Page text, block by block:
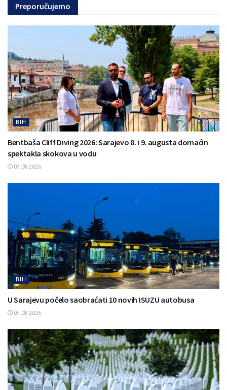
Preporučujemo
BIH
Bentbaša Cliff Diving 2026: Sarajevo 8. i 9. augusta domaćin
spektakla skokova u vodu
07.08.2026.
BIH
U Sarajevu počelo saobraćati 10 novih ISUZU autobusa
07.08.2026.